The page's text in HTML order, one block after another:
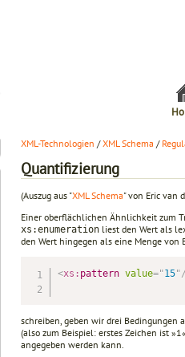
XML-Technologien /XML Schema /
Quantifizierung
(Auszug aus "XML Schema" von Eric van
Einer oberflächlichen Ähnlichkeit zum
xs:enumeration liest den Wert als
den Wert hingegen als eine Menge
<xs: pattern value="15"
schreiben, geben wir drei Bedingungen
(also zum Beispiel: erstes Zeichen ist
angegeben werden kann.